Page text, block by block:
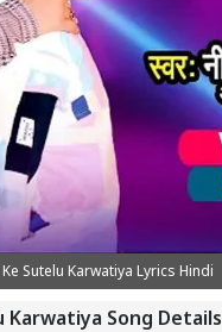
Sutelu Karwatiya Lyrics Hindi
Karwatiya Song Details